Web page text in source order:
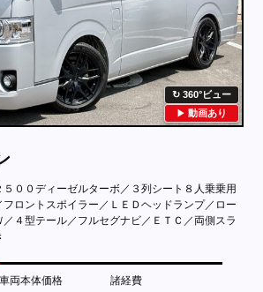
360°ビュー
動画あり
００ディーゼルターボ／３列シート８人乗乗用
ロントスポイラー／ＬＥＤヘッドランプ／ロー
４型テール／フルセグナビ／ＥＴＣ／両側スラ
車両本体価格 諸経費